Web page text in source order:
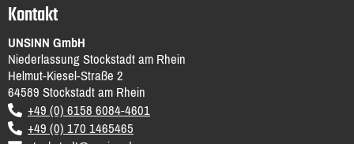
Kontakt
UNSINN GmbH
Niederlassung Stockstadt am Rhein
Helmut-Kiesel-Straße 2
64589Stockstadt am Rhein
DE +49 (0) 6158 6084-4601
+49 (0) 170 1465465